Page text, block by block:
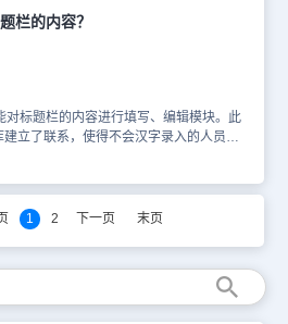
并打开需要插入表格的图纸。3.打开图
的编辑，这时会出现下拉菜单，将鼠标
在最为窗口里面选择CAD圆元然后点击
贴以后这是在图纸里面找到合适的位
里面复制的表格插入的图纸里
贴我们的表格，我们双击就可以在表格
多图纸做个归类的时候，我们可以使用
方便。今天就介绍这么多了。安装浩辰
教程技巧，可关注浩辰CAD官网进行查
栏的内容？
标题栏的内容进行填写、编辑模块。此
立了联系，使得不会汉字录入的人员也
数据的手段，如：字词句库、通用资源
工具的使用都包括在灵活的右键菜单中。
用“专业术语词句库”。（2）提取图面
按钮，命令行提示：“指定文本所在的包罗
1 2 下一页 末页